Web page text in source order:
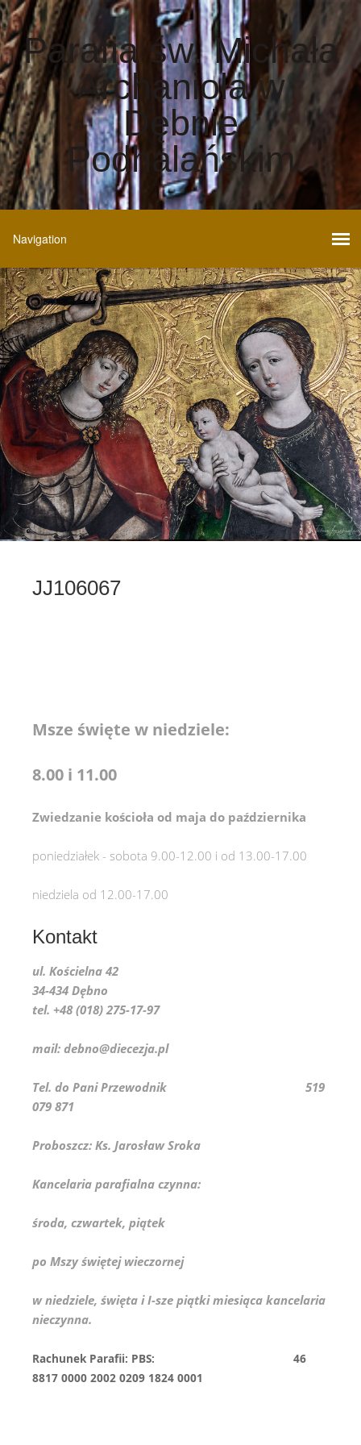
Parafia św. Michała
Archanioła w
Dębnie
Podhalańskim
JJ106067
Msze święte w niedziele:
8.00 i 11.00
Zwiedzanie kościoła od maja do października
poniedziałek - sobota 9.00-12.00 i od 13.00-17.00
niedziela od 12.00-17.00
Kontakt
ul. Kościelna 42
34-434 Dębno
tel. +48 (018) 275-17-97
mail: debno@diecezja.pl
Tel. do Pani Przewodnik 519
079 871
Proboszcz: Ks. Jarosław Sroka
Kancelaria parafialna czynna:
środa, czwartek, piątek
po Mszy świętej wieczornej
w niedziele, święta i I-sze piątki miesiąca kancelaria
nieczynna.
Rachunek Parafii: PBS: 46
8817 0000 2002 0209 1824 0001